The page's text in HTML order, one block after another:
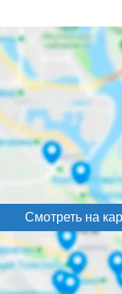
Смотреть на